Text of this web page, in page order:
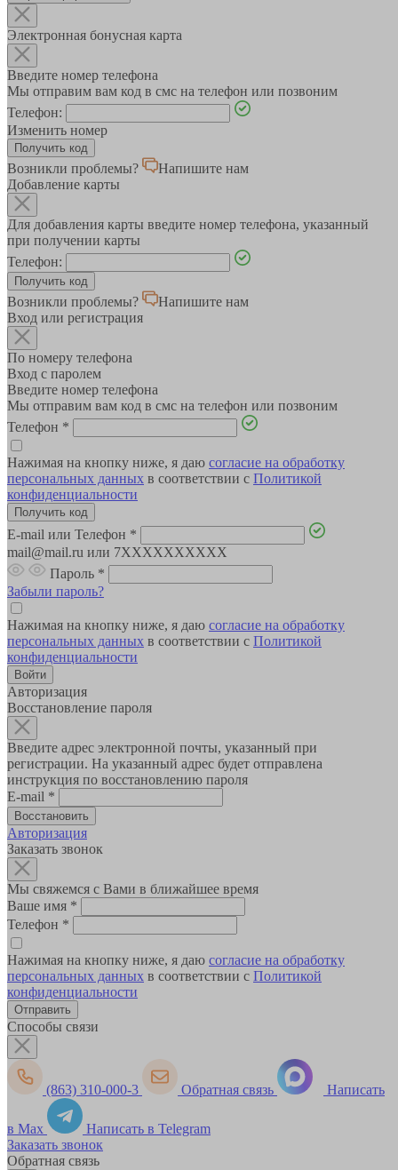
Электронная бонусная карта
Введите номер телефона
Мы отправим вам код в смс на телефон или позвоним
Телефон:
Изменить номер
Возникли проблемы?
Напишите нам
Добавление карты
Для добавления карты введите номер телефона, указанный
при получении карты
Телефон:
Возникли проблемы?
Напишите нам
Вход или регистрация
По номеру телефона
Вход с паролем
Введите номер телефона
Мы отправим вам код в смс на телефон или позвоним
Телефон *
Нажимая на кнопку ниже, я даю согласие на обработку
персональных данных в соответствии с Политикой
конфиденциальности
E-mail или Телефон *
mail@mail.ru или 7XXXXXXXXXX
Пароль *
Забыли пароль?
Нажимая на кнопку ниже, я даю согласие на обработку
персональных данных в соответствии с Политикой
конфиденциальности
Авторизация
Восстановление пароля
Введите адрес электронной почты, указанный при
регистрации. На указанный адрес будет отправлена
инструкция по восстановлению пароля
E-mail *
Авторизация
Заказать звонок
Мы свяжемся с Вами в ближайшее время
Ваше имя *
Телефон *
Нажимая на кнопку ниже, я даю согласие на обработку
персональных данных в соответствии с Политикой
конфиденциальности
Способы связи
(863) 310-000-3 Обратная связь Написать
в Max
Написать в Telegram
Заказать звонок
Обратная связь